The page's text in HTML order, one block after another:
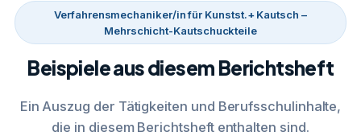
Verfahrensmechaniker/in für Kunstst.+ Kautsch –
Mehrschicht-Kautschuckteile
Beispiele aus diesem Berichtsheft
Ein Auszug der Tätigkeiten und Berufsschulinhalte,
die in diesem Berichtsheft enthalten sind.